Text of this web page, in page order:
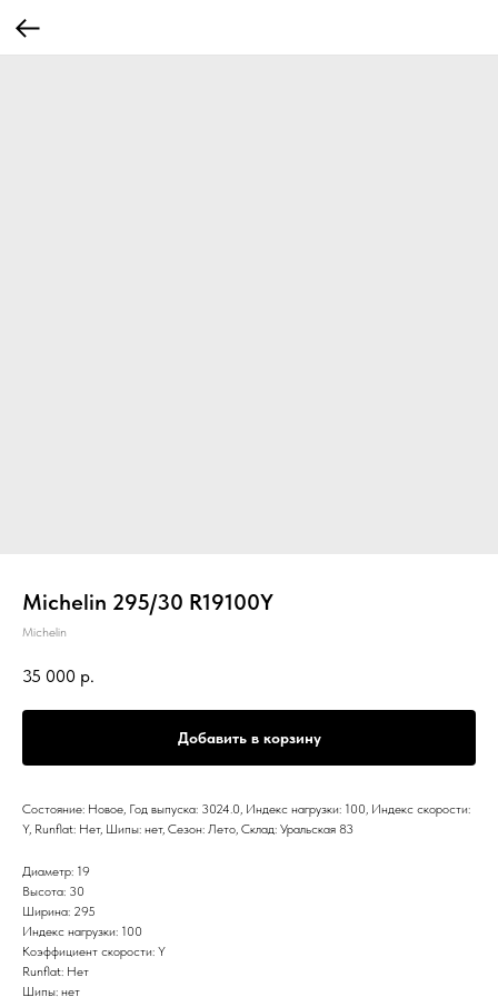
Michelin 295/30 R19100Y
Michelin
35 000 р.
Добавить в корзину
Состояние: Новое, Год выпуска: 3024.0, Индекс нагрузки: 100, Индекс скорости:
Y, Runflat: Нет, Шипы: нет, Сезон: Лето, Склад: Уральская 83
Диаметр: 19
Высота: 30
Ширина: 295
Индекс нагрузки: 100
Коэффициент скорости: Y
Runflat: Нет
Шипы: нет